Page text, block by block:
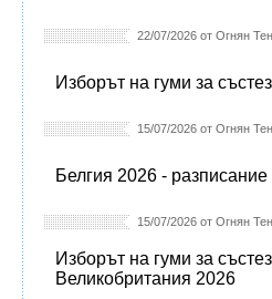
22/07/2026 от Огнян
Изборът на гуми за
15/07/2026 от Огнян
Белгия 2026 - разписание
15/07/2026 от Огнян
Изборът на гуми за
Великобритания 2026